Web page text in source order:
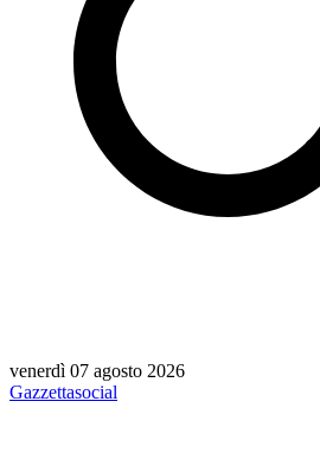
venerdì 07 agosto 2026
Gazzettasocial